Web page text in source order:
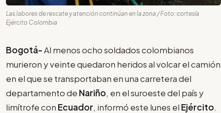
Las labores de rescate y atención continúan en la zona / Foto: cortesía
Ejército Colombia
Bogotá-Al menos ocho soldados colombianos
murieron y veinte quedaron heridos al volcar el camión
en el que se transportaban en una carretera del
departamento de Nariño, en el suroeste del país y
limítrofe con Ecuador, informó este lunes el Ejército.